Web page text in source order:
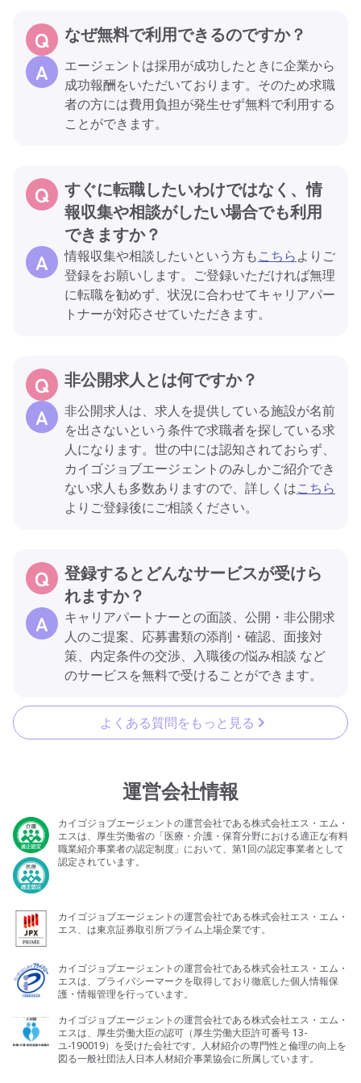
なぜ無料で利用できるのですか？
エージェントは採用が成功したときに企業から
成功報酬をいただいております。そのため求職
者の方には費用負担が発生せず無料で利用する
ことができます。
すぐに転職したいわけではなく、情
報収集や相談がしたい場合でも利用
できますか？
情報収集や相談したいという方もこちらよりご
登録をお願いします。ご登録いただければ無理
に転職を勧めず、状況に合わせてキャリアパー
トナーが対応させていただきます。
非公開求人とは何ですか？
非公開求人は、求人を提供している施設が名前
を出さないという条件で求職者を探している求
人になります。世の中には認知されておらず、
カイゴジョブエージェントのみしかご紹介でき
ない求人も多数ありますので、詳しくはこちら
よりご登録後にご相談ください。
登録するとどんなサービスが受けら
れますか？
キャリアパートナーとの面談、公開・非公開求
人のご提案、応募書類の添削・確認、面接対
策、内定条件の交渉、入職後の悩み相談 など
のサービスを無料で受けることができます。
よくある質問をもっと見る
運営会社情報
カイゴジョブエージェントの運営会社である株式会社エス・エム・
エスは、厚生労働省の「医療・介護・保育分野における適正な有料
職業紹介事業者の認定制度」において、第1回の認定事業者として
認定されています。
カイゴジョブエージェントの運営会社である株式会社エス・エム・
エス、は東京証券取引所プライム上場企業です。
カイゴジョブエージェントの運営会社である株式会社エス・エム・
エスは、プライバシーマークを取得しており徹底した個人情報保
護・情報管理を行っています。
カイゴジョブエージェントの運営会社である株式会社エス・エム・
エスは、厚生労働大臣の認可（厚生労働大臣許可番号 13-
ユ-190019）を受けた会社です。人材紹介の専門性と倫理の向上を
図る一般社団法人日本人材紹介事業協会に所属しています。